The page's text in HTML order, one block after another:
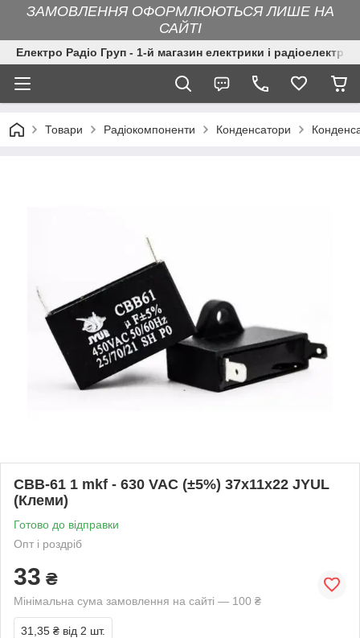
ЗАМОВЛЕННЯ ОФОРМЛЮЮТЬСЯ ЛИШЕ НА
САЙТІ
Електро Радіо Груп - 1-й магазин електрики і
Товари Радіокомпоненти Конденсатори
CBB-61 1 mkf - 630 VAC (±5%) 37x11x22 JYUL
(Клеми)
Готово до відправки
Опт і роздріб
33 ₴
Мінімальна сума замовлення на сайті — 100 ₴
31,35 ₴ від 2 шт.